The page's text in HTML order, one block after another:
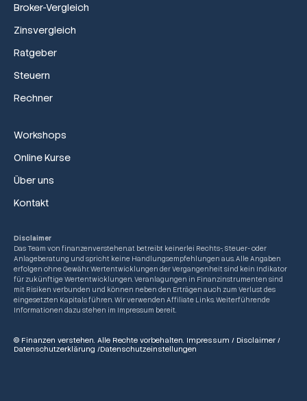
Broker-Vergleich
Zinsvergleich
Ratgeber
Steuern
Rechner
Workshops
Online Kurse
Über uns
Kontakt
Disclaimer
Das Team von finanzenverstehen.at betreibt keinerlei Rechts-, Steuer- oder
Anlageberatung und spricht keine Handlungsempfehlungen aus. Alle Angaben
erfolgen ohne Gewähr. Wertentwicklungen der Vergangenheit sind kein Indikator
für zukünftige Wertentwicklungen. Veranlagungen in Finanzinstrumenten sind
mit Risiken verbunden und können neben den Erträgen auch zum Verlust des
eingesetzten Kapitals führen. Wir verwenden Affiliate Links. Weiterführende
Informationen dazu stehen im Impressum bereit.
© Finanzen verstehen. Alle Rechte vorbehalten. Impressum / Disclaimer /
Datenschutzerklärung /Datenschutzeinstellungen